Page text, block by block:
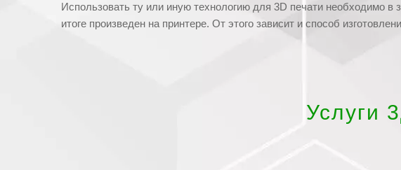
Использовать ту или иную технологию для 3D печати необходимо
итоге произведен на принтере. От этого зависит и способ
Услуги